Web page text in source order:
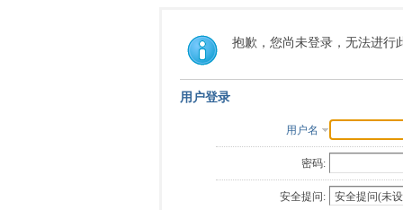
抱歉，您尚未登录，无法进行
用户登录
用户名
密码:
安全提问: